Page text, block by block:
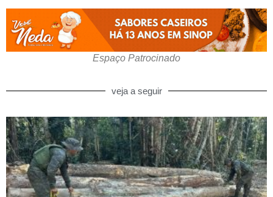
Espaço Patrocinado
veja a seguir